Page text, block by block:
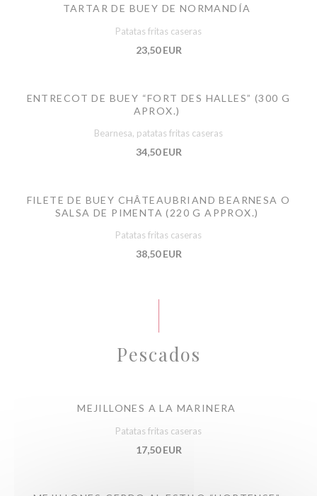
TARTAR DE BUEY DE NORMANDÍA
Patatas fritas caseras
23,50 EUR
ENTRECOT DE BUEY “FORT DES HALLES” (300 G
APROX.)
Bearnesa, patatas fritas caseras
34,50 EUR
FILETE DE BUEY CHÂTEAUBRIAND BEARNESA O
SALSA DE PIMENTA (220 G APPROX.)
Patatas fritas caseras
38,50 EUR
Pescados
MEJILLONES A LA MARINERA
Patatas fritas caseras
17,50 EUR